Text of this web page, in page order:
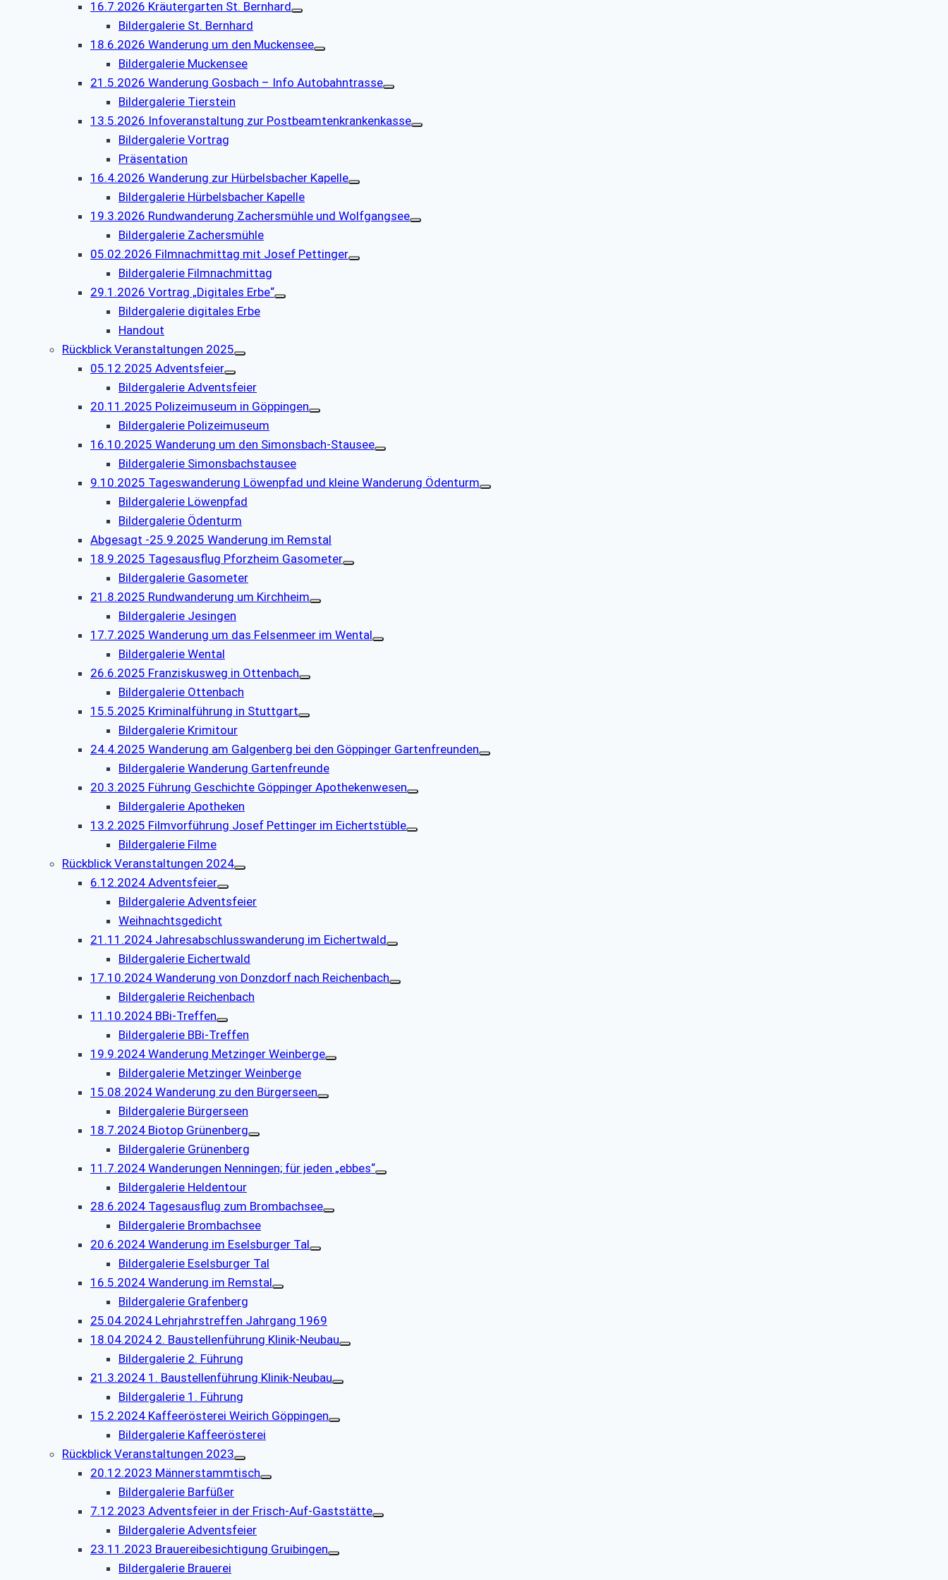
16.7.2026 Kräutergarten St. Bernhard
Bildergalerie St. Bernhard
18.6.2026 Wanderung um den Muckensee
Bildergalerie Muckensee
21.5.2026 Wanderung Gosbach – Info Autobahntrasse
Bildergalerie Tierstein
13.5.2026 Infoveranstaltung zur Postbeamtenkrankenkasse
Bildergalerie Vortrag
Präsentation
16.4.2026 Wanderung zur Hürbelsbacher Kapelle
Bildergalerie Hürbelsbacher Kapelle
19.3.2026 Rundwanderung Zachersmühle und Wolfgangsee
Bildergalerie Zachersmühle
05.02.2026 Filmnachmittag mit Josef Pettinger
Bildergalerie Filmnachmittag
29.1.2026 Vortrag „Digitales Erbe“
Bildergalerie digitales Erbe
Handout
Rückblick Veranstaltungen 2025
05.12.2025 Adventsfeier
Bildergalerie Adventsfeier
20.11.2025 Polizeimuseum in Göppingen
Bildergalerie Polizeimuseum
16.10.2025 Wanderung um den Simonsbach-Stausee
Bildergalerie Simonsbachstausee
9.10.2025 Tageswanderung Löwenpfad und kleine Wanderung Ödenturm
Bildergalerie Löwenpfad
Bildergalerie Ödenturm
Abgesagt -25.9.2025 Wanderung im Remstal
18.9.2025 Tagesausflug Pforzheim Gasometer
Bildergalerie Gasometer
21.8.2025 Rundwanderung um Kirchheim
Bildergalerie Jesingen
17.7.2025 Wanderung um das Felsenmeer im Wental
Bildergalerie Wental
26.6.2025 Franziskusweg in Ottenbach
Bildergalerie Ottenbach
15.5.2025 Kriminalführung in Stuttgart
Bildergalerie Krimitour
24.4.2025 Wanderung am Galgenberg bei den Göppinger Gartenfreunden
Bildergalerie Wanderung Gartenfreunde
20.3.2025 Führung Geschichte Göppinger Apothekenwesen
Bildergalerie Apotheken
13.2.2025 Filmvorführung Josef Pettinger im Eichertstüble
Bildergalerie Filme
Rückblick Veranstaltungen 2024
6.12.2024 Adventsfeier
Bildergalerie Adventsfeier
Weihnachtsgedicht
21.11.2024 Jahresabschlusswanderung im Eichertwald
Bildergalerie Eichertwald
17.10.2024 Wanderung von Donzdorf nach Reichenbach
Bildergalerie Reichenbach
11.10.2024 BBi-Treffen
Bildergalerie BBi-Treffen
19.9.2024 Wanderung Metzinger Weinberge
Bildergalerie Metzinger Weinberge
15.08.2024 Wanderung zu den Bürgerseen
Bildergalerie Bürgerseen
18.7.2024 Biotop Grünenberg
Bildergalerie Grünenberg
11.7.2024 Wanderungen Nenningen; für jeden „ebbes“
Bildergalerie Heldentour
28.6.2024 Tagesausflug zum Brombachsee
Bildergalerie Brombachsee
20.6.2024 Wanderung im Eselsburger Tal
Bildergalerie Eselsburger Tal
16.5.2024 Wanderung im Remstal
Bildergalerie Grafenberg
25.04.2024 Lehrjahrstreffen Jahrgang 1969
18.04.2024 2. Baustellenführung Klinik-Neubau
Bildergalerie 2. Führung
21.3.2024 1. Baustellenführung Klinik-Neubau
Bildergalerie 1. Führung
15.2.2024 Kaffeerösterei Weirich Göppingen
Bildergalerie Kaffeerösterei
Rückblick Veranstaltungen 2023
20.12.2023 Männerstammtisch
Bildergalerie Barfüßer
7.12.2023 Adventsfeier in der Frisch-Auf-Gaststätte
Bildergalerie Adventsfeier
23.11.2023 Brauereibesichtigung Gruibingen
Bildergalerie Brauerei